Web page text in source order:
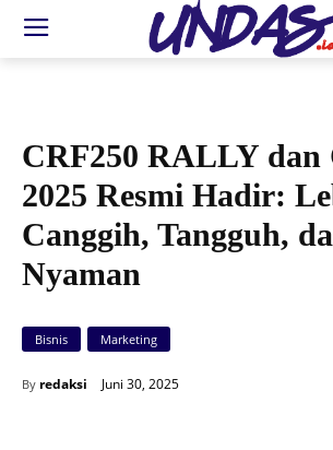
CRF250 RALLY dan
2025 Resmi Hadir:
Canggih, Tangguh,
Nyaman
Bisnis Marketing
By redaksi Juni 30, 2025